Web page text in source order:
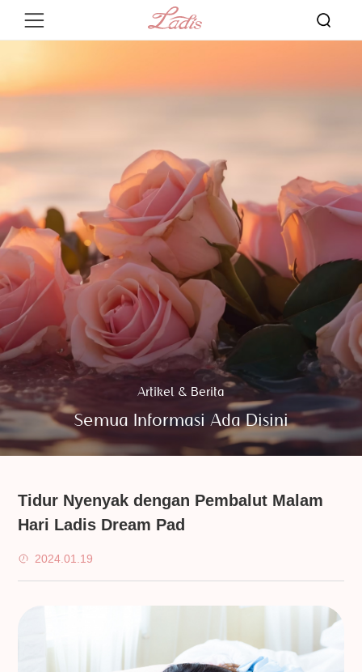
Artikel & Berita
Semua Informasi Ada Disini
Tidur Nyenyak dengan Pembalut Malam
Hari Ladis Dream Pad
2024.01.19